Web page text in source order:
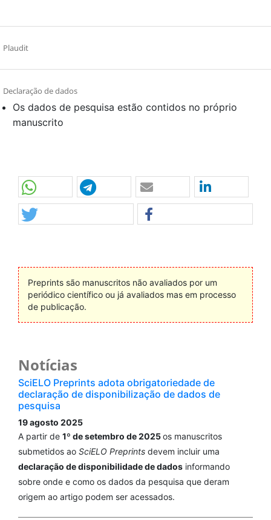
Plaudit
Declaração de dados
Os dados de pesquisa estão contidos no próprio
manuscrito
Preprints são manuscritos não avaliados por um
periódico científico ou já avaliados mas em processo
de publicação.
Notícias
SciELO Preprints adota obrigatoriedade de
declaração de disponibilização de dados de
pesquisa
19 agosto 2025
A partir de 1º de setembro de 2025os manuscritos
submetidos ao SciELO Preprints devem incluir uma
declaração de disponibilidade de dados informando
sobre onde e como os dados da pesquisa que deram
origem ao artigo podem ser acessados.